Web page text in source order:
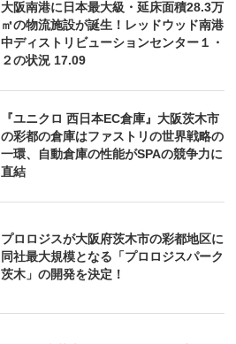
大阪南港に日本最大級・延床面積28.3万
㎡の物流施設が誕生！レッドウッド南港
中ディストリビューションセンター１・
２の状況 17.09
『ユニクロ 西日本EC倉庫』大阪茨木市
の彩都の倉庫はファストリの世界戦略の
一環、自動倉庫の性能がSPAの競争力に
直結
プロロジスが大阪府茨木市の彩都地区に
同社最大規模となる「プロロジスパーク
茨木」の開発を決定！